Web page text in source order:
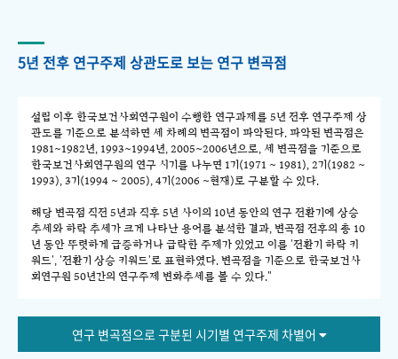
5년 전후 연구주제 상관도로 보는 연구 변곡점
설립 이후 한국보건사회연구원이 수행한 연구과제를 5년 전후 연구주제 상
관도를 기준으로 분석하면 세 차례의 변곡점이 파악된다. 파악된 변곡점은
1981~1982년, 1993~1994년, 2005~2006년으로, 세 변곡점을 기준으로
한국보건사회연구원의 연구 시기를 나누면 1기(1971 ~ 1981), 2기(1982 ~
1993), 3기(1994 ~ 2005), 4기(2006 ~현재)로 구분할 수 있다.
해당 변곡점 직전 5년과 직후 5년 사이의 10년 동안의 연구 전환기에 상승
추세와 하락 추세가 크게 나타난 용어를 분석한 결과, 변곡점 전후의 총 10
년 동안 뚜렷하게 급증하거나 급락한 주제가 있었고 이를 '전환기 하락 키
워드', '전환기 상승 키워드'로 표현하였다. 변곡점을 기준으로 한국보건사
회연구원 50년간의 연구주제 변화추세를 볼 수 있다."
연구 변곡점으로 구분된 시기별 연구주제 차별어